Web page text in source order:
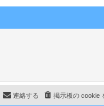
掲示板の cookie
連絡する